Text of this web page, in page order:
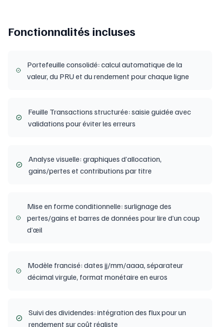
Fonctionnalités incluses
Portefeuille consolidé: calcul automatique de la
valeur, du PRU et du rendement pour chaque ligne
Feuille Transactions structurée: saisie guidée avec
validations pour éviter les erreurs
Analyse visuelle: graphiques d’allocation,
gains/pertes et contributions par titre
Mise en forme conditionnelle: surlignage des
pertes/gains et barres de données pour lire d’un coup
d’œil
Modèle francisé: dates jj/mm/aaaa, séparateur
décimal virgule, format monétaire en euros
Suivi des dividendes: intégration des flux pour un
rendement sur coût réaliste